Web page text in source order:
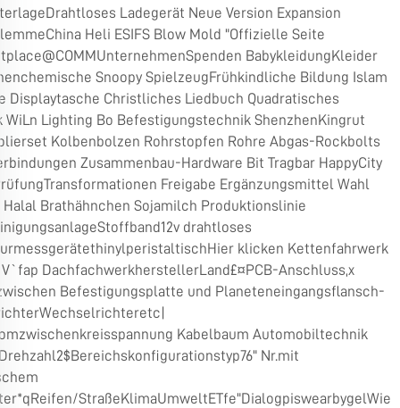
Ladegerät Neue Version Expansion
Heli ESIFS Blow Mold "Offizielle Seite
BabykleidungKleider
Snoopy SpielzeugFrühkindliche Bildung Islam
Displaytasche Christliches Liedbuch Quadratisches
WiLn Lighting Bo Befestigungstechnik ShenzhenKingrut
Kolbenbolzen Rohrstopfen Rohre Abgas-Rockbolts
Zusammenbau-Hardware Bit Tragbar HappyCity
Freigabe Ergänzungsmittel Wahl
Brathähnchen Sojamilch Produktionslinie
drahtloses
klicken Kettenfahrwerk
V`fap DachfachwerkherstellerLand£¤PCB-Anschluss,x
Befestigungsplatte und Planeteneingangsflansch-
Kabelbaum Automobiltechnik
Nr.mit
StraßeKlimaUmweltETfe"DialogpiswearbygelWie